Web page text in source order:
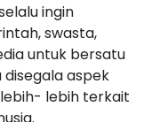
ingin
swasta,
untuk bersatu
aspek
lebih terkait